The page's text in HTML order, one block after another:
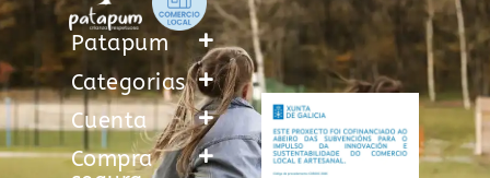
Patapum
Categorias
Cuenta
Compra